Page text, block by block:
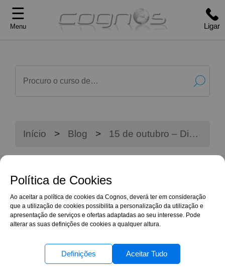
Política de Cookies
Ao aceitar a política de cookies da Cognos, deverá ter em consideração
que a utilização de cookies possibilita a personalização da utilização e
apresentação de serviços e ofertas adaptadas ao seu interesse. Pode
alterar as suas definições de cookies a qualquer altura.
Definições Aceitar Tudo
☰
Menu Ligar
Início Blog
15 de outubro – Dia
que salva vidas